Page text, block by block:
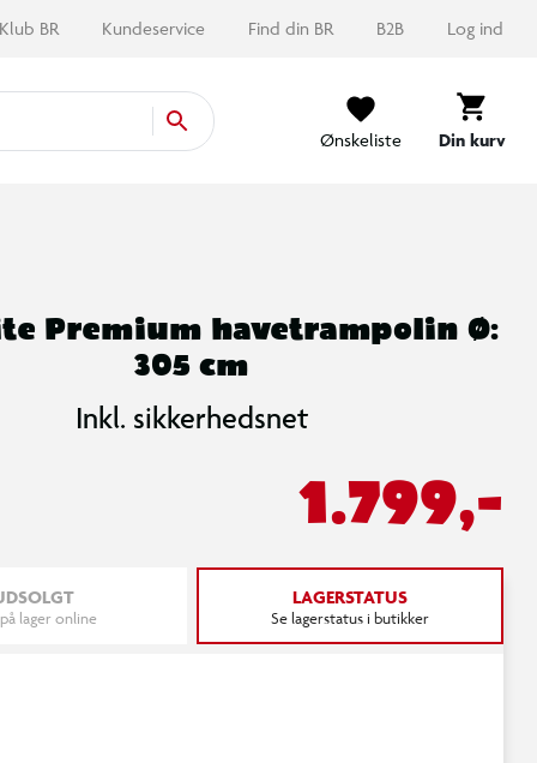
Klub BR Kundeservice Find din BR B2B Log ind
Ønskeliste Din kurv
Premium havetrampolin Ø:
305 cm
Inkl. sikkerhedsnet
1.799,-
lager online
LAGERSTATUS
Se lagerstatus i butikker